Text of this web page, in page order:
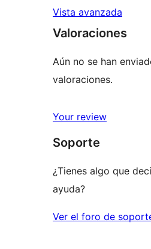
Vista avanzada
Valoraciones
Aún no se han
valoraciones.
Your review
Soporte
¿Tienes algo que
ayuda?
Ver el foro de